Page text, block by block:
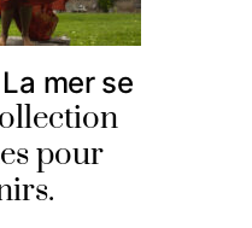
La mer se
pour